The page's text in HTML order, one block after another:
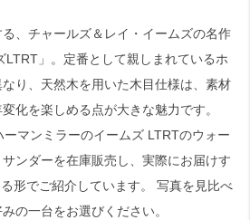
検索
、チャールズ＆レイ・イームズの名作
LTRT」。定番として親しまれているホ
り、天然木を用いた木目仕様は、素材
化を楽しめる点が大きな魅力です。
マンミラーのイームズ LTRTのウォー
ンダーを在庫販売し、実際にお届けす
形でご紹介しています。 写真を見比べ
の一台をお選びください。